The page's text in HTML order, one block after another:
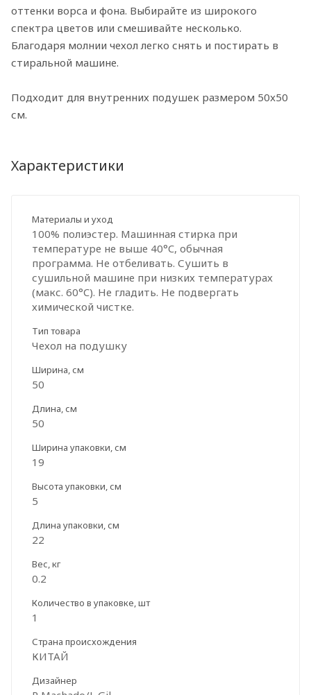
оттенки ворса и фона. Выбирайте из широкого
спектра цветов или смешивайте несколько.
Благодаря молнии чехол легко снять и постирать в
стиральной машине.
Подходит для внутренних подушек размером 50x50
см.
Характеристики
Материалы и уход
100% полиэстер. Машинная стирка при
температуре не выше 40°C, обычная
программа. Не отбеливать. Сушить в
сушильной машине при низких температурах
(макс. 60°C). Не гладить. Не подвергать
химической чистке.
Тип товара
Чехол на подушку
Ширина, см
50
Длина, см
50
Ширина упаковки, см
19
Высота упаковки, см
5
Длина упаковки, см
22
Вес, кг
0.2
Количество в упаковке, шт
1
Страна происхождения
КИТАЙ
Дизайнер